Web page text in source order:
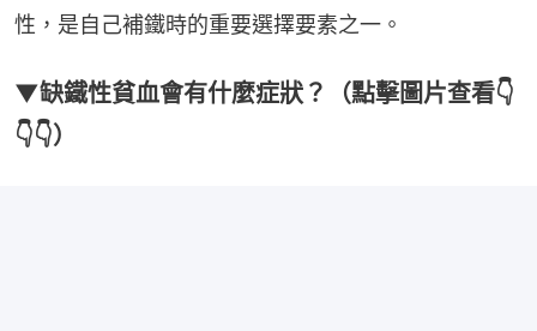
性，是自己補鐵時的重要選擇要素之一。
▼缺鐵性貧血會有什麼症狀？（點擊圖片查看👇
👇👇）